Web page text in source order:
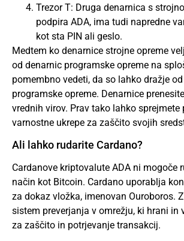
Trezor T: Druga denarnica s
podpira ADA, ima tudi napredne
kot sta PIN ali geslo.
Medtem ko denarnice strojne opreme
od denarnic programske opreme na
pomembno vedeti, da so lahko dražje
programske opreme. Denarnice
vrednih virov. Prav tako lahko sprejmete
varnostne ukrepe za zaščito svojih
Ali lahko rudarite Cardano?
Cardanove kriptovalute ADA ni mogoče
način kot Bitcoin. Cardano uporablja
za dokaz vložka, imenovan Ouroboros.
sistem preverjanja v omrežju, ki hrani in
za zaščito in potrjevanje transakcij.